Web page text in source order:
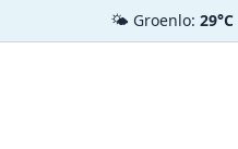
🌤️ Groenlo: 29°C